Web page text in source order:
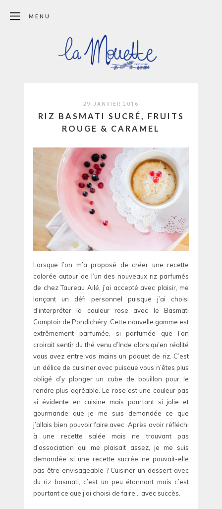
MENU
29 JANVIER 2016
RIZ BASMATI SUCRÉ, FRUITS
ROUGE & CARAMEL
Lorsque l’on m’a proposé de créer une recette
colorée autour de l’un des nouveaux riz parfumés
de chez Taureau Ailé, j’ai accepté avec plaisir, me
lançant un défi personnel puisque j’ai choisi
d’interpréter la couleur rose avec le Basmati
Comptoir de Pondichéry. Cette nouvelle gamme est
extrêmement parfumée, si parfumée que l’on
croirait sentir du thé venu d’Inde alors qu’en réalité
vous avez entre vos mains un paquet de riz. C’est
un délice de cuisiner avec puisque vous n’êtes plus
obligé d’y plonger un cube de bouillon pour le
rendre plus agréable. Le rose est une couleur pas
si évidente en cuisine mais pourtant si jolie et
gourmande que je me suis demandée ce que
j’allais bien pouvoir faire avec. Après avoir réfléchi
à une recette salée mais ne trouvant pas
d’association qui me plaisait assez, je me suis
demandée si une recette sucrée ne pouvait-elle
pas être envisageable ? Cuisiner un dessert avec
du riz basmati, c’est un peu étonnant mais c’est
pourtant ce que j’ai choisi de faire… avec succès.